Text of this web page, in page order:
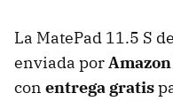
La MatePad 11.5 S
enviada por
con entrega gratis